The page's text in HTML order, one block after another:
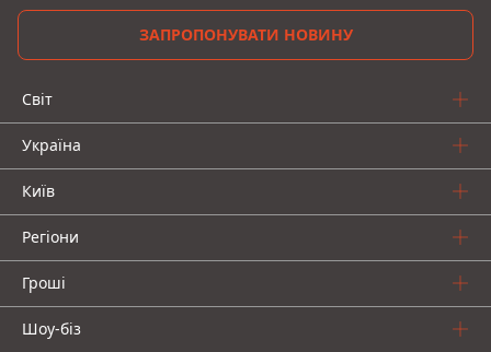
ЗАПРОПОНУВАТИ НОВИНУ
Світ
Україна
Київ
Регіони
Гроші
Шоу-біз